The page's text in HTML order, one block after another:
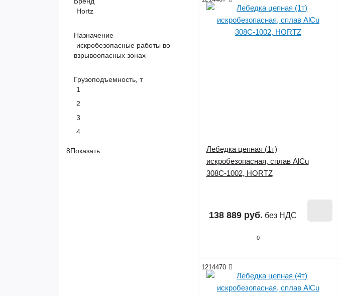
Hortz
Назначение
искробезопасные работы во
взрывоопасных зонах
Грузоподъемность, т
1
2
3
4
8Показать
0
Лебедка цепная (1т)
искробезопасная, сплав AlCu
308C-1002, HORTZ
138 889 руб. без НДС
1214470